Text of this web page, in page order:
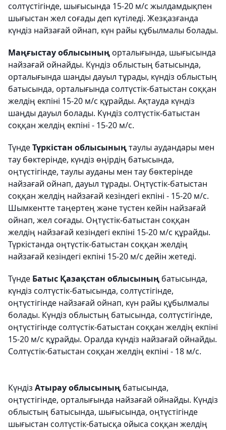
солтүстігінде, шығысында 15-20 м/с жылдамдықпен
шығыстан жел соғады деп күтіледі. Жезқазғанда
күндіз найзағай ойнап, күн райы құбылмалы болады.
Маңғыстау облысыныңорталығында, шығысында
найзағай ойнайды. Күндіз облыстың батысында,
орталығында шаңды дауыл тұрады, күндіз облыстың
батысында, орталығында солтүстік-батыстан соққан
желдің екпіні 15-20 м/с құрайды. Ақтауда күндіз
шаңды дауыл болады. Күндіз солтүстік-батыстан
соққан желдің екпіні - 15-20 м/с.
ТүндеТүркістан облысыныңтаулы аудандары мен
тау бөктерінде, күндіз өңірдің батысында,
оңтүстігінде, таулы ауданы мен тау бөктерінде
найзағай ойнап, дауыл тұрады. Оңтүстік-батыстан
соққан желдің найзағай кезіндегі екпіні - 15-20 м/с.
Шымкентте таңертең және түстен кейін найзағай
ойнап, жел соғады. Оңтүстік-батыстан соққан
желдің найзағай кезіндегі екпіні 15-20 м/с құрайды.
Түркістанда оңтүстік-батыстан соққан желдің
найзағай кезіндегі екпіні 15-20 м/с дейін жетеді.
Түнде Батыс Қазақстан облысының батысында,
күндіз солтүстік-батысында, солтүстігінде,
оңтүстігінде найзағай ойнап, күн райы құбылмалы
болады. Күндіз облыстың батысында, солтүстігінде,
оңтүстігінде солтүстік-батыстан соққан желдің екпіні
15-20 м/с құрайды. Оралда күндіз найзағай ойнайды.
Солтүстік-батыстан соққан желдің екпіні - 18 м/с.
Күндіз Атырау облысының батысында,
оңтүстігінде, орталығында найзағай ойнайды. Күндіз
облыстың батысында, шығысында, оңтүстігінде
шығыстан солтүстік-батысқа ойыса соққан желдің